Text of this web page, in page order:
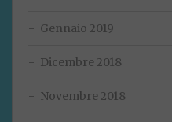
Gennaio 2019
Dicembre 2018
Novembre 2018